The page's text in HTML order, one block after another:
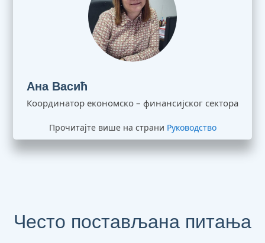
Ана Васић
Координатор економско – финансијског сектора
Прочитајте више на страни Руководство
Често постављана питања